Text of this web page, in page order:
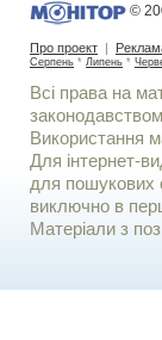
©
Про проект |
Серпень * Липень *
Всі права на
Використання
Для iнтернет-
для пошукових
виключно в
Матеріали з